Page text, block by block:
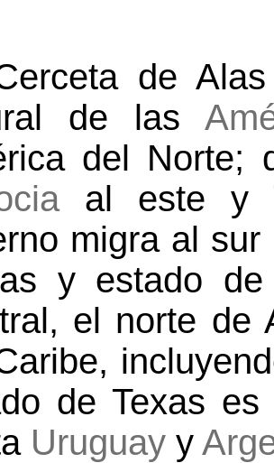
de
de las
del Norte;
al este y
migra al
y estado
el norte de
de Texas
Uruguay y